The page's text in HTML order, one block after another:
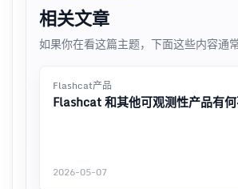
相关文章
如果你在看这篇主题，下面这些内容通
Flashcat产品
Flashcat 和其他可观测性产品有何
2026-05-07